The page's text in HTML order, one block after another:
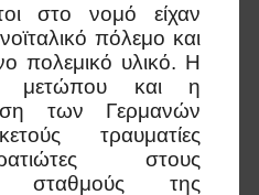
στο νομό είχαν
πόλεμο και
πολεμικό υλικό. Η
μετώπου και η
των Γερμανών
τραυματίες
στους
σταθμούς της